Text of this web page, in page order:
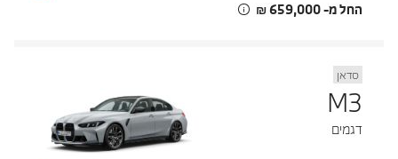
החל מ- ‏659,000 ‏₪
סדאן
M3
דגמים